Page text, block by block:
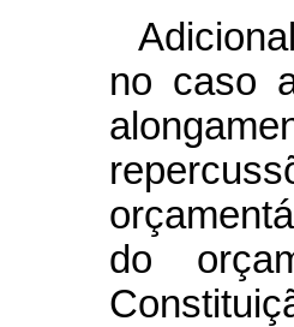
no caso
do